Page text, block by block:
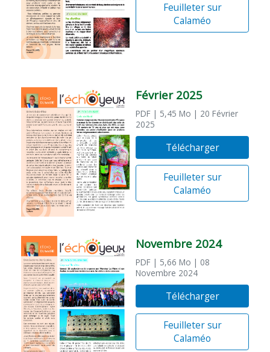
Feuilleter sur
Calaméo
Février 2025
PDF | 5,45 Mo | 20 Février
2025
Télécharger
Feuilleter sur
Calaméo
Novembre 2024
PDF | 5,66 Mo | 08
Novembre 2024
Télécharger
Feuilleter sur
Calaméo